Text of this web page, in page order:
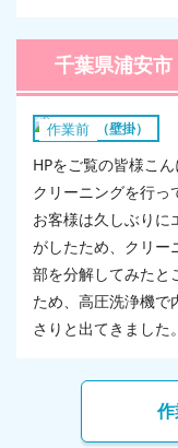
千葉県浦安
作業前
エアコン（壁掛）
HPをご覧の皆様こ
クリーニングを行っ
お客様は久しぶりに
がしたため、クリー
部を分解してみたと
ため、高圧洗浄機で
さりと出てきました